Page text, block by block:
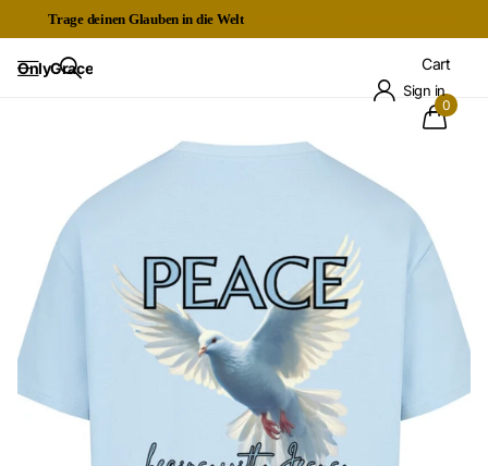
Trage deinen Glauben in die Welt
OnlyGrace
Sign in
Cart
0